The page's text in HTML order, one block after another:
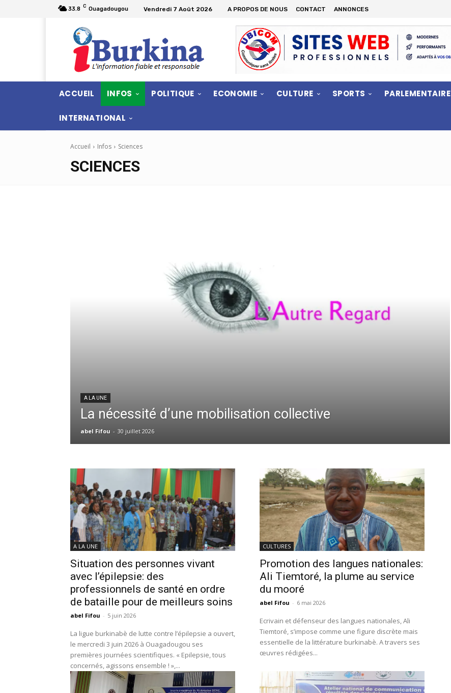
33.8 C Ouagadougou Vendredi 7 Août 2026 A PROPOS DE NOUS CONTACT ANNONCES
ACCUEIL INFOS POLITIQUE ECONOMIE CULTURE SPORTS PARLEMENTAIRE
INTERNATIONAL
Accueil Infos Sciences
SCIENCES
A LA UNE
La nécessité d’une mobilisation collective
abel Fifou - 30 juillet 2026
A LA UNE
Situation des personnes vivant
avec l’épilepsie: des
professionnels de santé en ordre
de bataille pour de meilleurs soins
abel Fifou - 5 juin 2026
La ligue burkinabè de lutte contre l’épilepsie a ouvert,
le mercredi 3 juin 2026 à Ouagadougou ses
premières journées scientifiques. « Epilepsie, tous
concernés, agissons ensemble ! »,...
CULTURES
Promotion des langues nationales:
Ali Tiemtoré, la plume au service
du mooré
abel Fifou - 6 mai 2026
Ecrivain et défenseur des langues nationales, Ali
Tiemtoré, s’impose comme une figure discrète mais
essentielle de la littérature burkinabè. A travers ses
œuvres rédigées...